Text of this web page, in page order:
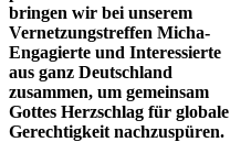
bringen wir bei unserem
Vernetzungstreffen Micha-
Engagierte und Interessierte
aus ganz Deutschland
zusammen, um gemeinsam
Gottes Herzschlag für globale
Gerechtigkeit nachzuspüren.